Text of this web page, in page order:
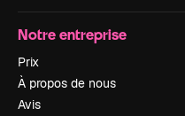
Notre entreprise
Prix
À propos de nous
Avis